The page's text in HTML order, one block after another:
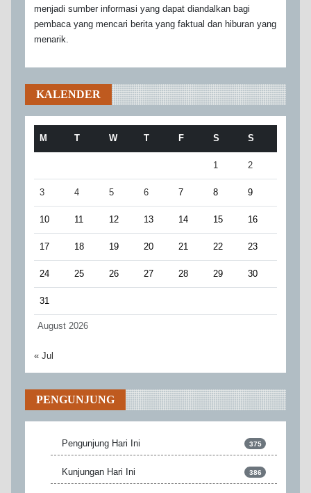
menjadi sumber informasi yang dapat diandalkan bagi
pembaca yang mencari berita yang faktual dan hiburan yang
menarik.
KALENDER
August 2026
M T W T F S S
1 2
3 4 5 6 7 8 9
10 11 12 13 14 15 16
17 18 19 20 21 22 23
24 25 26 27 28 29 30
31
« Jul
PENGUNJUNG
Pengunjung Hari Ini 375
Kunjungan Hari Ini 386